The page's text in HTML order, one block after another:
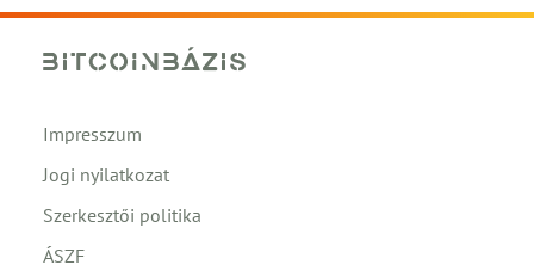
Impresszum
Jogi nyilatkozat
Szerkesztői politika
ÁSZF